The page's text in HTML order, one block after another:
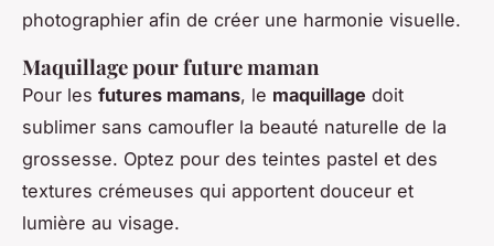
photographier afin de créer une harmonie visuelle.
Maquillage pour future maman
Pour les futures mamans, le maquillage doit
sublimer sans camoufler la beauté naturelle de la
grossesse. Optez pour des teintes pastel et des
textures crémeuses qui apportent douceur et
lumière au visage.